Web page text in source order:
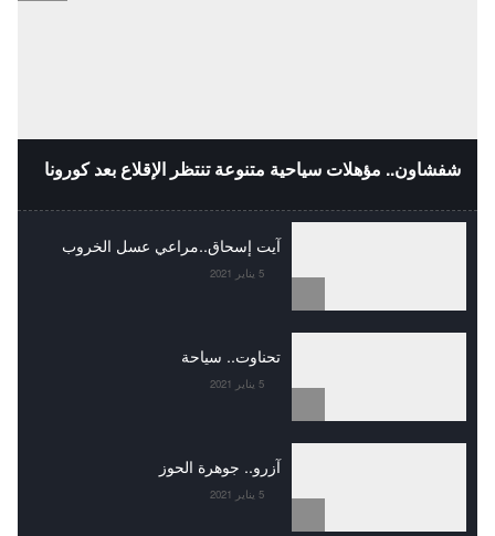
شفشاون.. مؤهلات سياحية متنوعة تنتظر الإقلاع بعد كورونا
آيت إسحاق..مراعي عسل الخروب
5 يناير 2021
تحناوت.. سياحة
5 يناير 2021
آزرو.. جوهرة الحوز
5 يناير 2021